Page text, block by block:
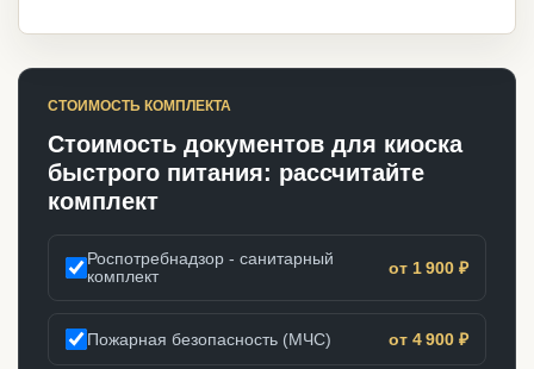
СТОИМОСТЬ КОМПЛЕКТА
Стоимость документов для киоска
быстрого питания: рассчитайте
комплект
Роспотребнадзор - санитарный
комплект
от 1 900 ₽
Пожарная безопасность (МЧС) от 4 900 ₽